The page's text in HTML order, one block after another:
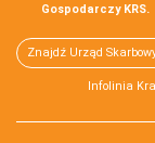
Gospodarczy KRS.
Znajdź Urząd
Infolinia